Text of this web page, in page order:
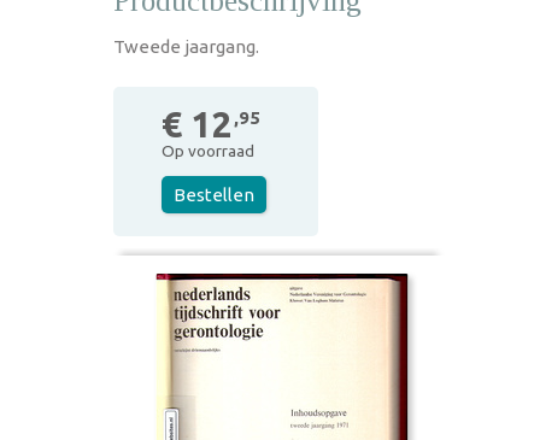
Tweede jaargang.
€ 12 ,95
Op voorraad
Bestellen